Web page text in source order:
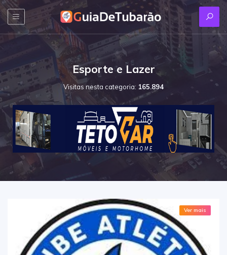
Esporte e Lazer
Visitas nesta categoria: 165.894
Ver mais